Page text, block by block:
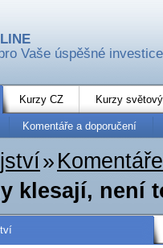
Vaše úspěšné investice
Kurzy CZ Kurzy
Komentáře a doporučení
»
klesají, není